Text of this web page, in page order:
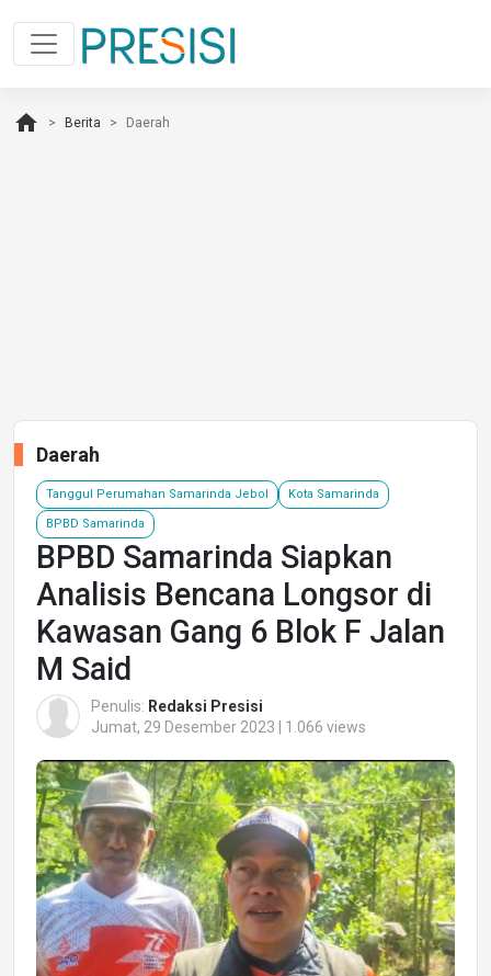
home Berita Daerah
Daerah
Tanggul Perumahan Samarinda Jebol Kota Samarinda
BPBD Samarinda
BPBD Samarinda Siapkan
Analisis Bencana Longsor di
Kawasan Gang 6 Blok F Jalan
M Said
Penulis: Redaksi Presisi
Jumat, 29 Desember 2023 | 1.066 views